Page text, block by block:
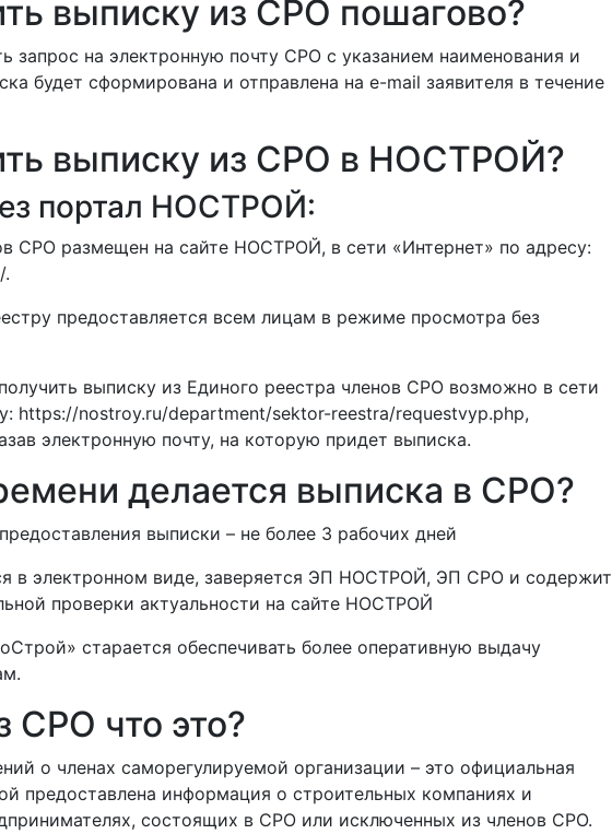
выписку из СРО пошагово?
запрос на электронную почту СРО с указанием наименования и
будет сформирована и отправлена на e-mail заявителя в течение
выписку из СРО в НОСТРОЙ?
портал НОСТРОЙ:
СРО размещен на сайте НОСТРОЙ, в сети «Интернет» по адресу:
.
предоставляется всем лицам в режиме просмотра без
выписку из Единого реестра членов СРО возможно в сети
https://nostroy.ru/department/sektor-reestra/requestvyp.php,
электронную почту, на которую придет выписка.
делается выписка в СРО?
выписки – не более 3 рабочих дней
в электронном виде, заверяется ЭП НОСТРОЙ, ЭП СРО и содержит
проверки актуальности на сайте НОСТРОЙ
старается обеспечивать более оперативную выдачу
СРО что это?
о членах саморегулируемой организации – это официальная
предоставлена информация о строительных компаниях и
состоящих в СРО или исключенных из членов СРО.